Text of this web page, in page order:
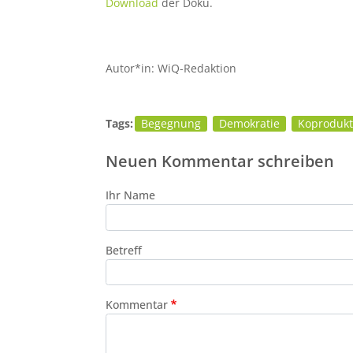
Autor*in: WiQ-Redaktion
Tags: Begegnung Demokratie
Neuen Kommentar schreiben
Ihr Name
Betreff
Kommentar